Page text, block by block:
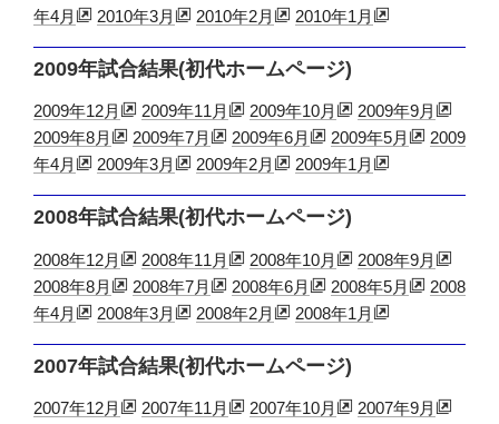
年4月
2010年3月 2010年2月 2010年1月
2009年試合結果(初代ホームページ)
2009年12月 2009年11月 2009年10月
2009年9月
2009年8月
2009年7月 2009年6月 2009年5月
2009
年4月
2009年3月 2009年2月 2009年1月
2008年試合結果(初代ホームページ)
2008年12月 2008年11月 2008年10月
2008年9月
2008年8月
2008年7月 2008年6月 2008年5月
2008
年4月
2008年3月 2008年2月 2008年1月
2007年試合結果(初代ホームページ)
2007年12月 2007年11月 2007年10月
2007年9月